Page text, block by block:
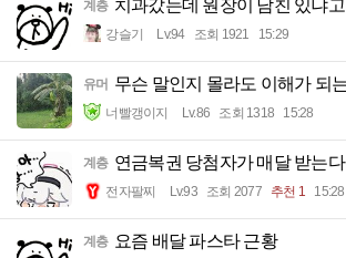
계층 치과갔는데 원장이 남친 있냐
강슬기 Lv.94 조회 1921 15:29
유머 무슨 말인지 몰라도 이해가 되
너빨갱이지 Lv.86 조회 1318 15:28
계층 연금복권 당첨자가 매달 받는다
전자팔찌 Lv.93 조회 2077 추천 1 15:28
계층 요즘 배달 파스타 근황